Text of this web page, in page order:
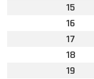
15
16
17
18
19